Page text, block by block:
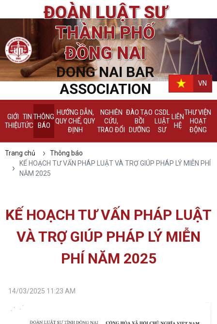
ĐOÀN LUẬT SƯ
THÀNH PHỐ
ĐỒNG NAI
DONG NAI BAR
ASSOCIATION
VN
GIỚI
THIỆU
TIN
TỨC
THÔNG
BÁO
HƯỚNG DẪN,
QUY CHẾ, QUY
ĐỊNH
NGHIÊN
CỨU,
TRAO ĐỔI
ĐÀO TẠO
BỒI
DƯỠNG
CSDL
LUẬT
SƯ
LIÊN
HỆ
THƯ VIỆN
HOẠT
ĐỘNG
Trang chủ
Thông báo
KẾ HOẠCH TƯ VẤN PHÁP LUẬT VÀ TRỢ GIÚP PHÁP LÝ MIỄN PHÍ
NĂM 2025
KẾ HOẠCH TƯ VẤN PHÁP LUẬT
VÀ TRỢ GIÚP PHÁP LÝ MIỄN
PHÍ NĂM 2025
14/03/2025 11:23 AM